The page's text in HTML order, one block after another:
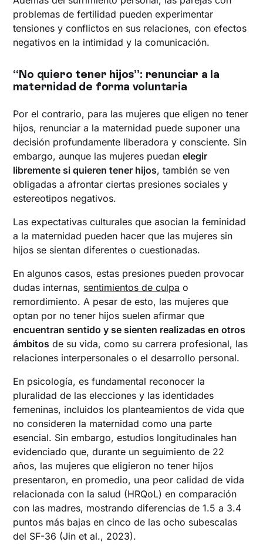
problemas de fertilidad pueden experimentar
tensiones y conflictos en sus relaciones, con efectos
negativos en la intimidad y la comunicación.
“No quiero tener hijos”: renunciar a la
maternidad de forma voluntaria
Por el contrario, para las mujeres que eligen no tener
hijos, renunciar a la maternidad puede suponer una
decisión profundamente liberadora y consciente. Sin
embargo, aunque las mujeres puedanelegir
libremente si quieren tener hijos, también se ven
obligadas a afrontar ciertas presiones sociales y
estereotipos negativos.
Las expectativas culturales que asocian la feminidad
a la maternidad pueden hacer que las mujeres sin
hijos se sientan diferentes o cuestionadas.
En algunos casos, estas presiones pueden provocar
dudas internas, sentimientos de culpa o
remordimiento. A pesar de esto, las mujeres que
optan por no tener hijos suelen afirmar que
encuentran sentido y se sienten realizadas en otros
ámbitos de su vida, como su carrera profesional, las
relaciones interpersonales o el desarrollo personal.
En psicología, es fundamental reconocer la
pluralidad de las elecciones y las identidades
femeninas, incluidos los planteamientos de vida que
no consideren la maternidad como una parte
esencial. Sin embargo, estudios longitudinales han
evidenciado que, durante un seguimiento de 22
años, las mujeres que eligieron no tener hijos
presentaron, en promedio, una peor calidad de vida
relacionada con la salud (HRQoL) en comparación
con las madres, mostrando diferencias de 1.5 a 3.4
puntos más bajas en cinco de las ocho subescalas
del SF-36 (Jin et al., 2023).